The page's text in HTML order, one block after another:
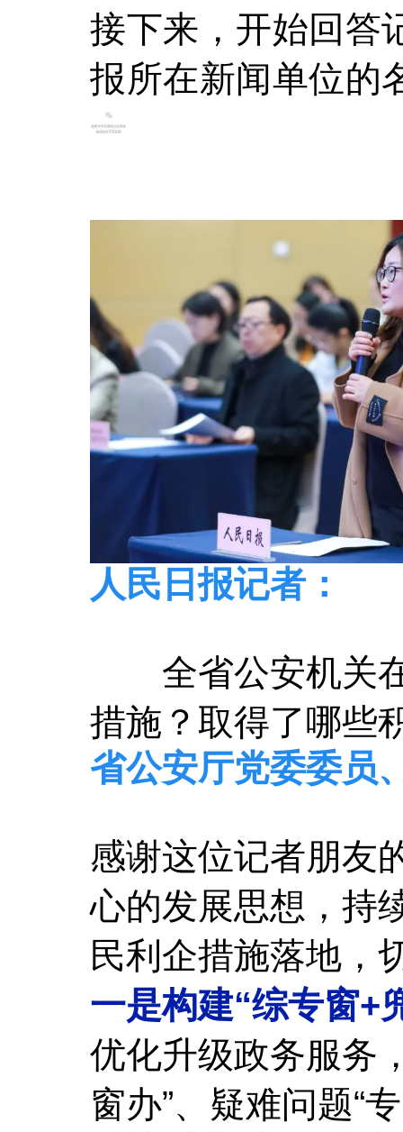
接下来，开始回答
报所在新闻单位的
人民日报记者：
全省公安机关
措施？取得了哪些
省公安厅党委委员
感谢这位记者朋友
心的发展思想，持
民利企措施落地，
一是构建“综专窗+
优化升级政务服务
窗办”、疑难问题“